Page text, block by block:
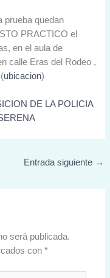
prueba quedan
PRACTICO el
en el aula de
calle Eras del Rodeo ,
ubicacion)
DE LA POLICIA
Entrada siguiente →
será publicada.
con*